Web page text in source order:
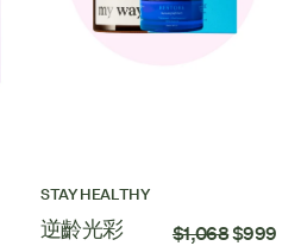
STAY HEALTHY
逆齡光彩 $1,068$999